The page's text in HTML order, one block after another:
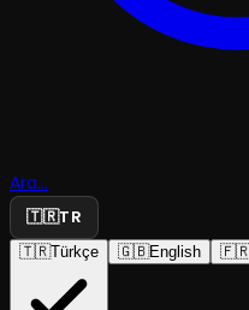
Ara...
🇹🇷TR
🇹🇷Türkçe 🇬🇧English